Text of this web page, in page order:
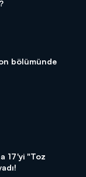
bölümünde
17'yi "Toz